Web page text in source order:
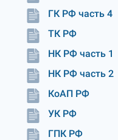
ГК РФ часть 4
ТК РФ
НК РФ часть 1
НК РФ часть 2
КоАП РФ
УК РФ
ГПК РФ